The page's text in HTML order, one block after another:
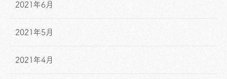
2021年6月
2021年5月
2021年4月